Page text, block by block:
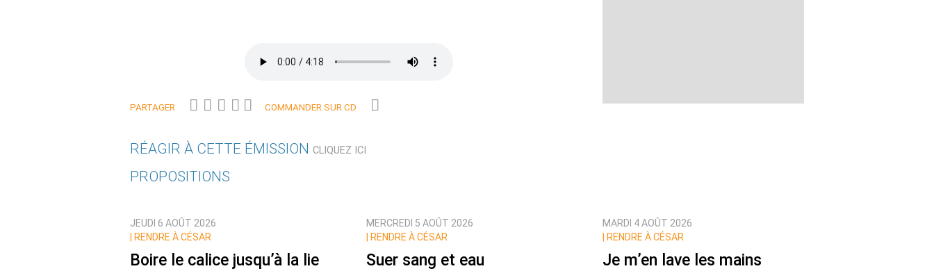
PARTAGER COMMANDER SUR CD
RÉAGIR À CETTE ÉMISSION CLIQUEZ ICI
Nom
PROPOSITIONS
JEUDI 6 AOÛT 2026
RENDRE À CÉSAR
Boire le calice jusqu’à la lie
MERCREDI 5 AOÛT 2026
RENDRE À CÉSAR
Suer sang et eau
MARDI 4 AOÛT 2026
RENDRE À CÉSAR
Je m’en lave les mains